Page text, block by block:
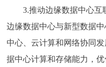
3.推动边缘数据中心互
边缘数据中心与新型数据
中心、云计算和网络协同
据中心计算和存储能力，